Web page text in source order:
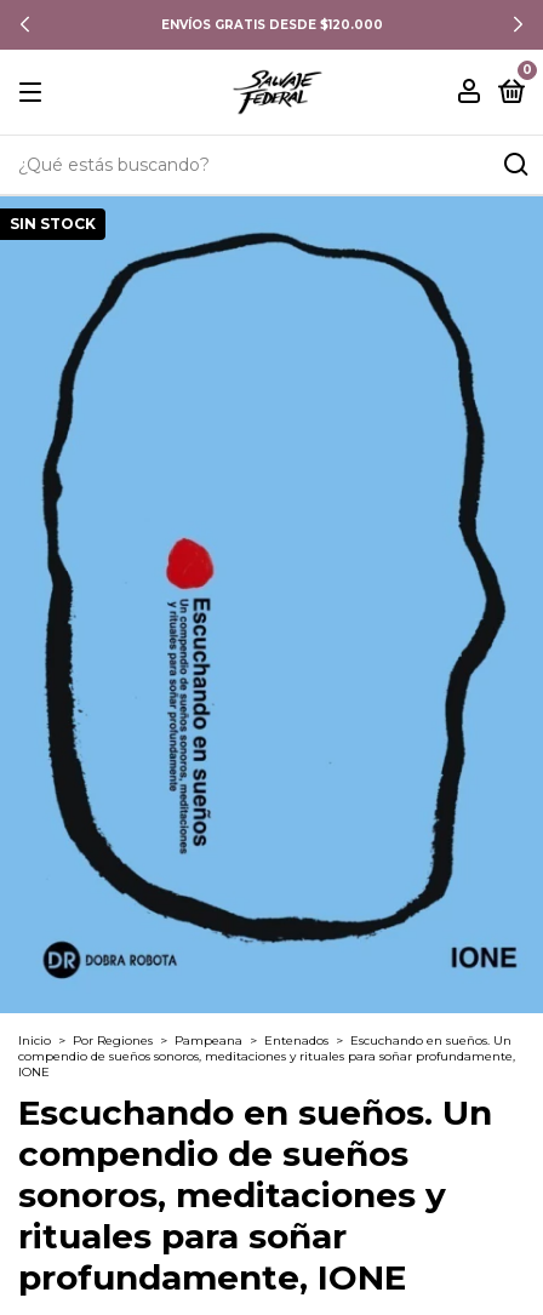
ENVÍOS GRATIS DESDE $120.000
0
SIN STOCK
Inicio > Por Regiones > Pampeana > Entenados > Escuchando en sueños. Un
compendio de sueños sonoros, meditaciones y rituales para soñar profundamente,
IONE
Escuchando en sueños. Un
compendio de sueños
sonoros, meditaciones y
rituales para soñar
profundamente, IONE